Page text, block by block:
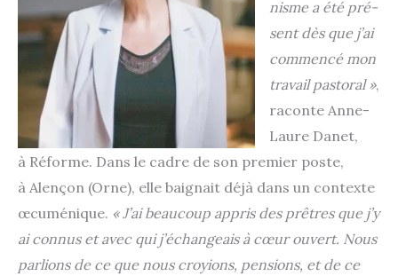
nisme a été pré­
sent dès que j’ai
com­men­cé mon
tra­vail pas­to­ral »,
raconte Anne-
Laure Danet,
à Réforme. Dans le cadre de son pre­mier poste,
à Alençon (Orne), elle bai­gnait déjà dans un contexte
œcu­mé­nique. « J’ai beau­coup appris des prêtres que j’y
ai connus et avec qui j’échangeais à cœur ouvert. Nous
par­lions de ce que nous croyions, pen­sions, et de ce